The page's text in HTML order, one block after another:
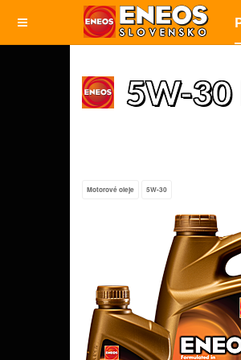
5W-30
Motorové oleje 5W-30